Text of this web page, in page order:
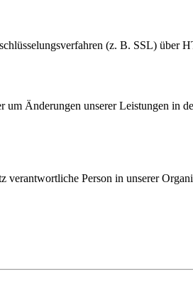
(z. B. SSL) über
um Änderungen unserer Leistungen in
verantwortliche Person in unserer